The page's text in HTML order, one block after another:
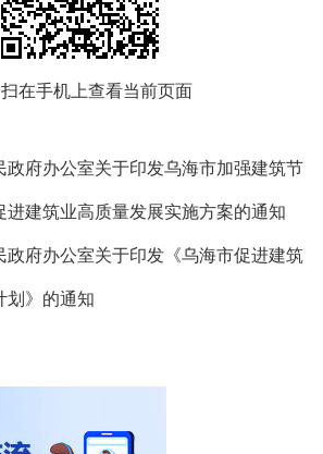
在手机上查看当前页面
政府办公室关于印发乌海市加强建筑节
进建筑业高质量发展实施方案的通知
政府办公室关于印发《乌海市促进建筑
划》的通知